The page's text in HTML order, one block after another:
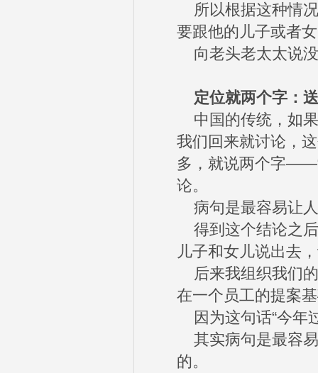
所以根据这种情
要跟他的儿子或者
向老头老太太说
定位就两个字：
中国的传统，如
我们回来就讨论，
多，就说两个字
论。
病句是最容易让
得到这个结论之后
儿子和女儿说出去
后来我组织我们
在一个员工的提案
因为这句话“今年
其实病句是最容
的。